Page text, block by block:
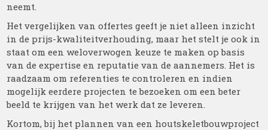
neemt.
Het vergelijken van offertes geeft je niet alleen inzicht
in de prijs-kwaliteitverhouding, maar het stelt je ook in
staat om een weloverwogen keuze te maken op basis
van de expertise en reputatie van de aannemers. Het is
raadzaam om referenties te controleren en indien
mogelijk eerdere projecten te bezoeken om een beter
beeld te krijgen van het werk dat ze leveren.
Kortom, bij het plannen van een houtskeletbouwproject